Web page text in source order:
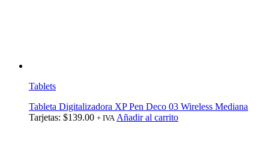
Tablets
Tableta Digitalizadora XP Pen Deco 03 Wireless Mediana
Tarjetas: $139.00 + IVA Añadir al carrito